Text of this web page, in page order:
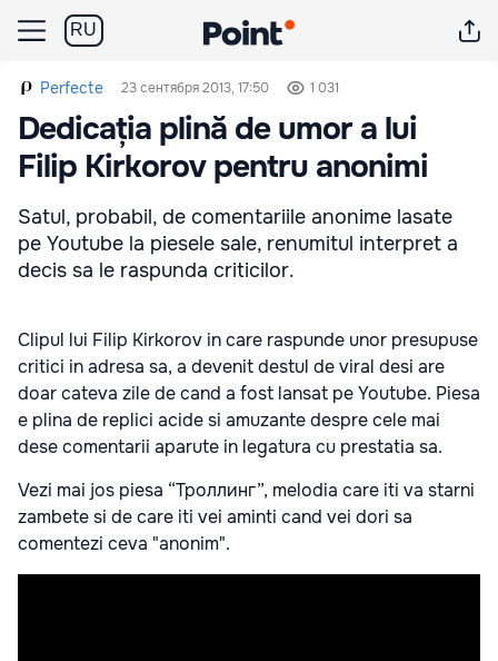
RU
Perfecte 23 сентября 2013, 17:50 1 031
Dedicația plină de umor a lui
Filip Kirkorov pentru anonimi
Satul, probabil, de comentariile anonime lasate
pe Youtube la piesele sale, renumitul interpret a
decis sa le raspunda criticilor.
Clipul lui Filip Kirkorov in care raspunde unor presupuse
critici in adresa sa, a devenit destul de viral desi are
doar cateva zile de cand a fost lansat pe Youtube. Piesa
e plina de replici acide si amuzante despre cele mai
dese comentarii aparute in legatura cu prestatia sa.
Vezi mai jos piesa “Троллинг”, melodia care iti va starni
zambete si de care iti vei aminti cand vei dori sa
comentezi ceva "anonim".